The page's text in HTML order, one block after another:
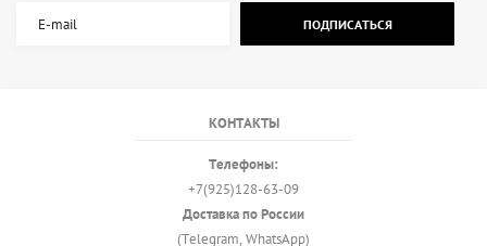
ПОДПИСАТЬСЯ
КОНТАКТЫ
Телефоны:
+7(925)128-63-09
Доставка по России
(Telegram, WhatsApp)